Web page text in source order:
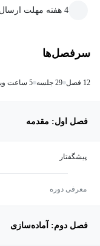
4 هفته مهلت ارسال تمرین و پروژه
سرفصل‌ها
12 فصل 29 جلسه 5 ساعت ویدیو
فصل اول: مقدمه
پیشگفتار
معرفی دوره
فصل دوم: آماده‌سازی